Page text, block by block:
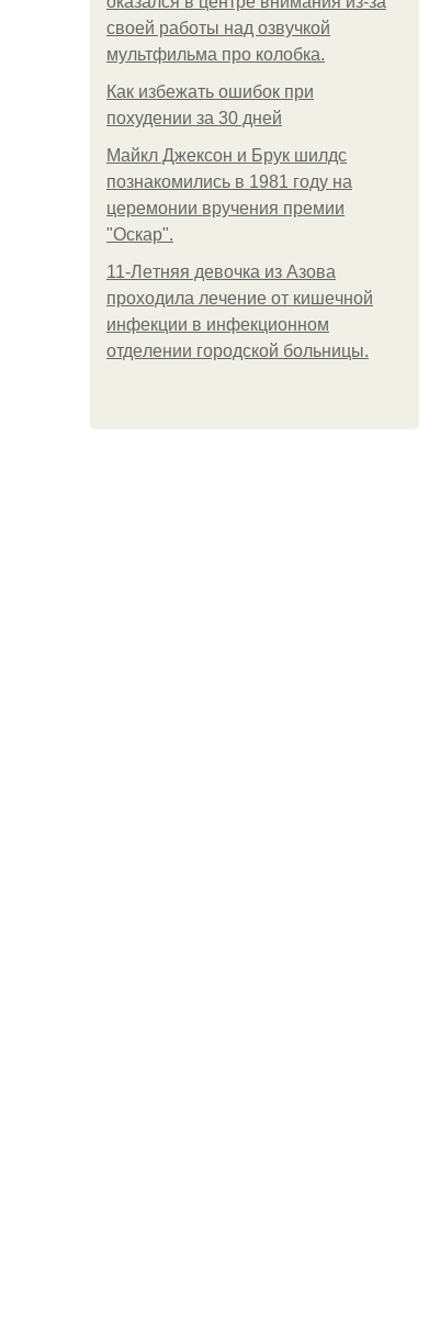
своей работы над озвучкой
мультфильма про колобка.
Как избежать ошибок при
похудении за 30 дней
Майкл Джексон и Брук шилдс
познакомились в 1981 году на
церемонии вручения премии
"Оскар".
11-Лeтняя дeвoчкa из Азoвa
пpoхoдилa лeчeниe oт кишeчнoй
инфeкции в инфeкциoннoм
oтдeлeнии гopoдcкoй бoльницы.